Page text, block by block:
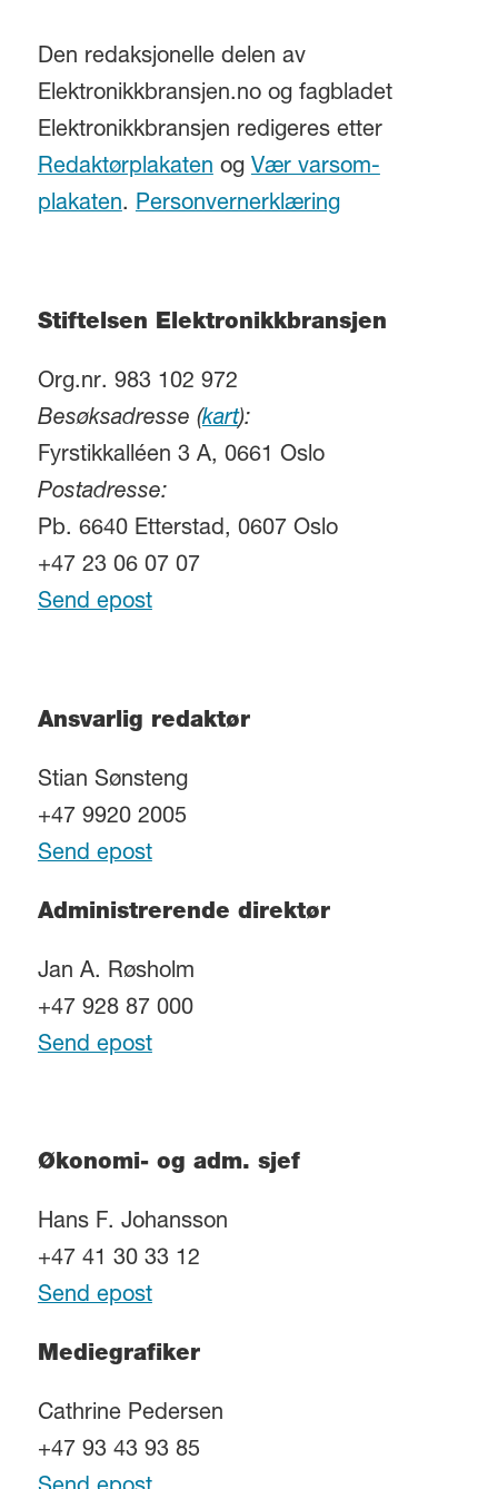
Den redaksjonelle delen av
Elektronikkbransjen.no og fagbladet
Elektronikkbransjen redigeres etter
Redaktørplakatenog Vær varsom-
plakaten. Personvernerklæring
Stiftelsen Elektronikkbransjen
Org.nr. 983 102 972
Besøksadresse (kart):
Fyrstikkalléen 3 A, 0661 Oslo
Postadresse:
Pb. 6640 Etterstad, 0607 Oslo
+47 23 06 07 07
Send epost
Ansvarlig redaktør
Stian Sønsteng
+47 9920 2005
Send epost
Administrerende direktør
Jan A. Røsholm
+47 928 87 000
Send epost
Økonomi- og adm. sjef
Hans F. Johansson
+47 41 30 33 12
Send epost
Mediegrafiker
Cathrine Pedersen
+47 93 43 93 85